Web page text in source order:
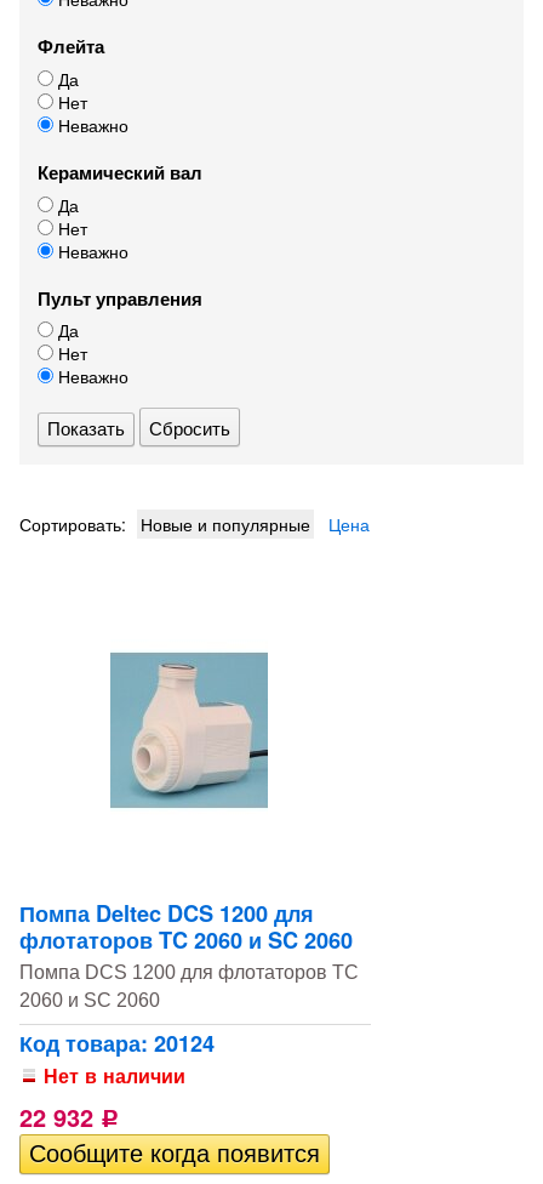
Флейта
Да
Нет
Неважно
Керамический вал
Да
Нет
Неважно
Пульт управления
Да
Нет
Неважно
Сбросить
Сортировать: Новые и популярные Цена
Помпа Deltec DCS 1200 для
флотаторов TC 2060 и SC 2060
Помпа DCS 1200 для флотаторов TC
2060 и SC 2060
Код товара: 20124
Нет в наличии
22 932 Р